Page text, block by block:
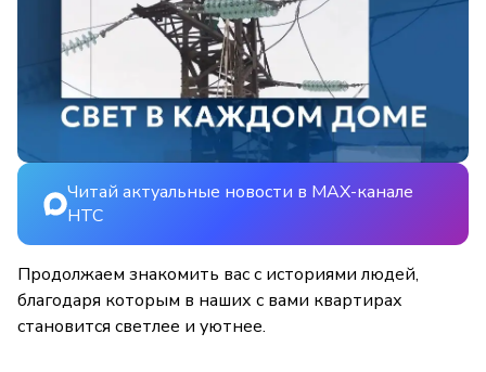
Читай актуальные новости в MAX-канале
НТС
Продолжаем знакомить вас с историями людей,
благодаря которым в наших с вами квартирах
становится светлее и уютнее.